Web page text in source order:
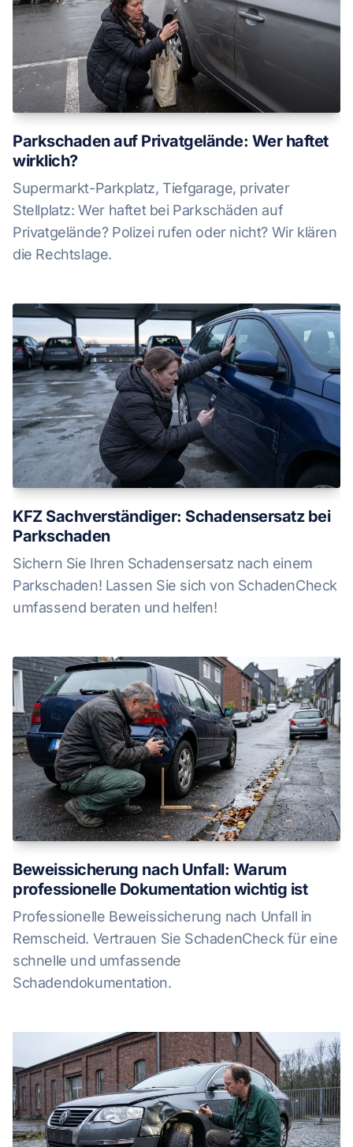
Parkschaden auf Privatgelände: Wer haftet
wirklich?
Supermarkt-Parkplatz, Tiefgarage, privater
Stellplatz: Wer haftet bei Parkschäden auf
Privatgelände? Polizei rufen oder nicht? Wir klären
die Rechtslage.
KFZ Sachverständiger: Schadensersatz bei
Parkschaden
Sichern Sie Ihren Schadensersatz nach einem
Parkschaden! Lassen Sie sich von SchadenCheck
umfassend beraten und helfen!
Beweissicherung nach Unfall: Warum
professionelle Dokumentation wichtig ist
Professionelle Beweissicherung nach Unfall in
Remscheid. Vertrauen Sie SchadenCheck für eine
schnelle und umfassende
Schadendokumentation.